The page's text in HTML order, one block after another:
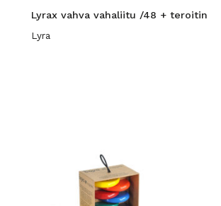
Lyrax vahva vahaliitu /48 + teroitin
Lyra